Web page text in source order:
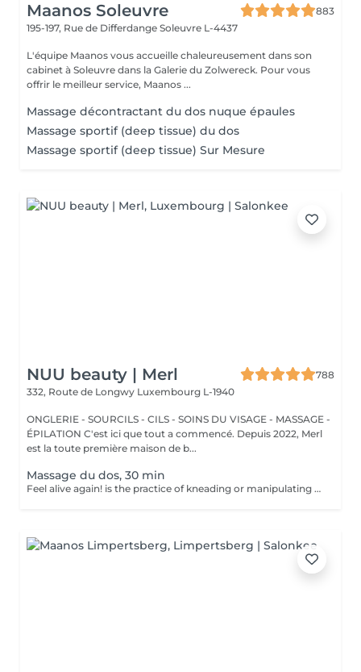
Maanos Soleuvre
883
195-197, Rue de Differdange Soleuvre L-4437
L'équipe Maanos vous accueille chaleureusement dans son
cabinet à Soleuvre dans la Galerie du Zolwereck. Pour vous
offrir le meilleur service, Maanos ...
Massage décontractant du dos nuque épaules
Massage sportif (deep tissue) du dos
Massage sportif (deep tissue) Sur Mesure
NUU beauty | Merl
788
332, Route de Longwy Luxembourg L-1940
ONGLERIE - SOURCILS - CILS - SOINS DU VISAGE - MASSAGE -
ÉPILATION C'est ici que tout a commencé. Depuis 2022, Merl
est la toute première maison de b...
Massage du dos, 30 min
Feel alive again! is the practice of kneading or manipulating a person's muscles and other soft-tissue in order to reduce stress, reduce muscle pain, increase relaxation and improve the work of the immune system. Benefits of getting a back health massage: - reduces stress - relaxing - improves blood circulation - improves body immune system How is massage back health done? - head and neck are massaged - shoulders and back are massaged - hands and arms are massaged Age restrictions: there are no age restrictions for this procedure. Post procedure recommendations: do not do sport and any sharp movements for 2-3 hours after the procedure. Frequency: 1-2 times per week, 10 times in total. Repeat once in 3-6 months.